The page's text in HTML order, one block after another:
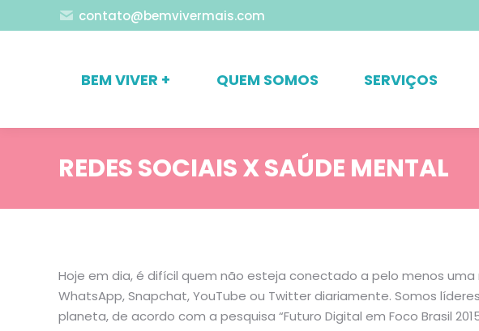
contato@bemvivermais.com
BEM VIVER + QUEM SOMOS SERVIÇOS
REDES SOCIAIS X SAÚDE MENTAL
Hoje em dia, é difícil quem não esteja conectado a pelo menos
WhatsApp, Snapchat, YouTube ou Twitter diariamente. Somos
planeta, de acordo com a pesquisa “Futuro Digital em Foco Brasil